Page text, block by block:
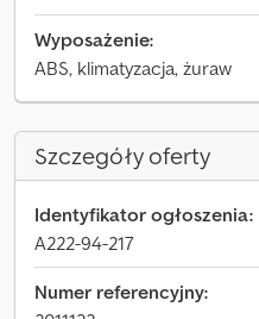
Wyposażenie:
ABS, klimatyzacja, żuraw
Szczegóły oferty
Identyfikator ogłoszenia:
A222-94-217
Numer referencyjny: